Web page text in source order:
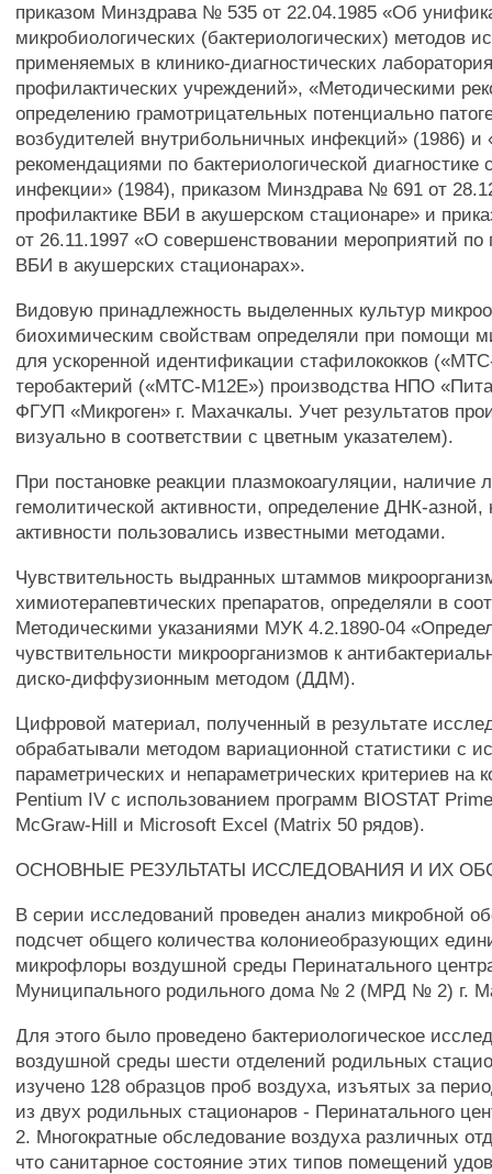
приказом Минздрава № 535 от 22.04.1985 «Об
микробиологических (бактериологических) методов
применяемых в клинико-диагностических
профилактических учреждений», «Методическими
определению грамотрицательных потенциально
возбудителей внутрибольничных инфекций» (1986)
рекомендациями по бактериологической диагностике
инфекции» (1984), приказом Минздрава № 691 от
профилактике ВБИ в акушерском стационаре» и
от 26.11.1997 «О совершенствовании мероприятий по
ВБИ в акушерских стационарах».
Видовую принадлежность выделенных культур
биохимическим свойствам определяли при помощи
для ускоренной идентификации стафилококков
теробактерий («МТС-М12Е») производства НПО
ФГУП «Микроген» г. Махачкалы. Учет результатов
визуально в соответствии с цветным указателем).
При постановке реакции плазмокоагуляции, наличие
гемолитической активности, определение ДНК-азной,
активности пользовались известными методами.
Чувствительность выдранных штаммов
химиотерапевтических препаратов, определяли в
Методическими указаниями МУК 4.2.1890-04
чувствительности микроорганизмов к
диско-диффузионным методом (ДДМ).
Цифровой материал, полученный в результате
обрабатывали методом вариационной статистики с
параметрических и непараметрических критериев на
Pentium IV с использованием программ BIOSTAT
McGraw-Hill и Microsoft Excel (Matrix 50 рядов).
ОСНОВНЫЕ РЕЗУЛЬТАТЫ ИССЛЕДОВАНИЯ И ИХ
В серии исследований проведен анализ микробной
подсчет общего количества колониеобразующих
микрофлоры воздушной среды Перинатального
Муниципального родильного дома № 2 (МРД № 2) г.
Для этого было проведено бактериологическое
воздушной среды шести отделений родильных
изучено 128 образцов проб воздуха, изъятых за
из двух родильных стационаров - Перинатального
2. Многократные обследование воздуха различных
что санитарное состояние этих типов помещений